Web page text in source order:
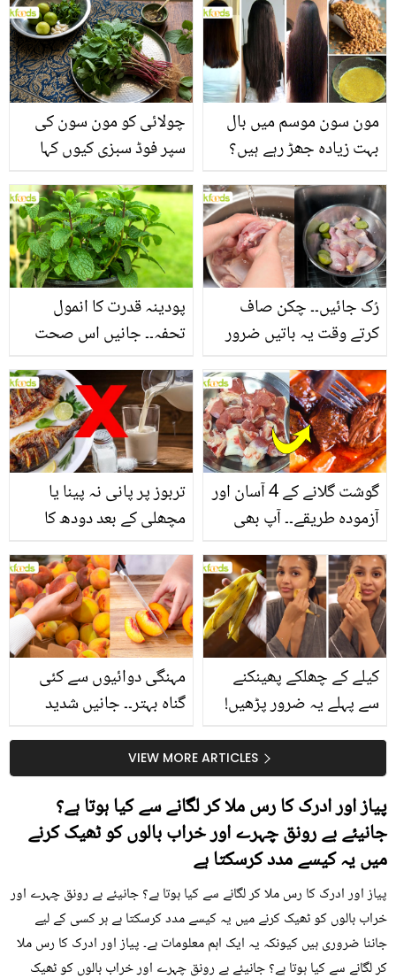
چولائی کو مون سون کی
سپر فوڈ سبزی کیوں کہا
منرلز اور اینٹی آکسیڈنٹس
سے بھرپور اس سبزی کے
فائدے
مون سون موسم میں بال
بہت زیادہ جھڑ رہے ہیں؟
بنانے کے چند قدرتی طریقے
پودینہ قدرت کا انمول
تحفہ۔۔ جانیں اس صحت
انگیز طبی فوائد
رُک جائیں۔۔ چکن صاف
کرتے وقت یہ باتیں ضرور
تربوز پر پانی نہ پینا یا
مچھلی کے بعد دودھ کا
سے متعلق غلط فہمیوں کی
حقیقت کیا ہے اور افواہ
کیا؟
گوشت گلانے کے 4 آسان اور
آزمودہ طریقے۔۔ آپ بھی
بتائے راز
مہنگی دوائیوں سے کئی
گناہ بہتر۔۔ جانیں شدید
کیوں کھانا چاہیے؟
کیلے کے چھلکے پھینکنے
سے پہلے یہ ضرور پڑھیں!
سستا اور قدرتی حلVIEW MORE ARTICLES
پیاز اور ادرک کا رس ملا کر لگانے سے کیا ہوتا ہے؟
جانیئے بے رونق چہرے اور خراب بالوں کو ٹھیک کرنے
میں یہ کیسے مدد کرسکتا ہے
پیاز اور ادرک کا رس ملا کر لگانے سے کیا ہوتا ہے؟ جانیئے بے رونق چہرے اور
خراب بالوں کو ٹھیک کرنے میں یہ کیسے مدد کرسکتا ہے ہر کسی کے لیے
جاننا ضروری ہیں کیونکہ یہ ایک اہم معلومات ہے۔ پیاز اور ادرک کا رس ملا
کر لگانے سے کیا ہوتا ہے؟ جانیئے بے رونق چہرے اور خراب بالوں کو ٹھیک